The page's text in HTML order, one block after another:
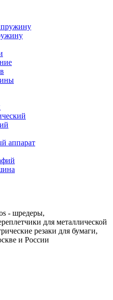
аппарат
- шредеры,
для металлической
резаки для бумаги,
и России